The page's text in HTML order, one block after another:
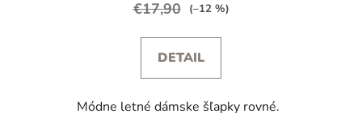
€17,90 (–12 %)
DETAIL
Módne letné dámske šľapky rovné.